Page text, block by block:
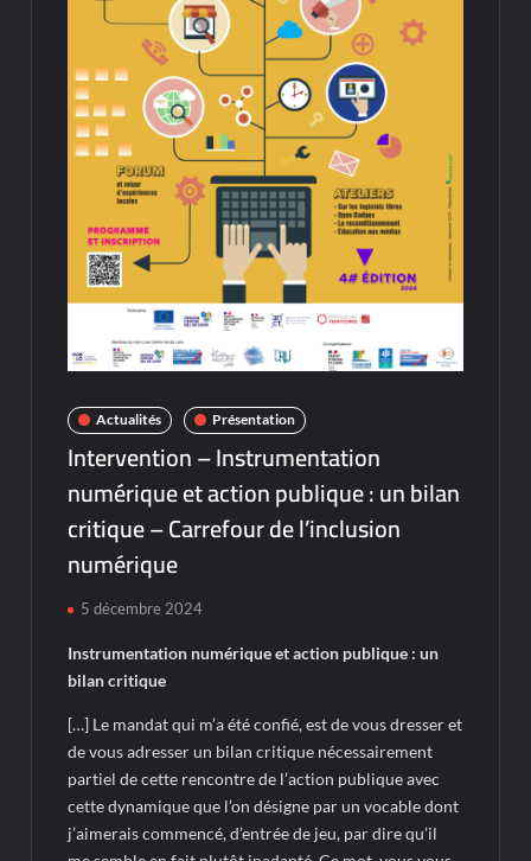
Actualités Présentation
Intervention – Instrumentation
numérique et action publique : un bilan
critique – Carrefour de l’inclusion
numérique
5 décembre 2024
Instrumentation numérique et action publique : un
bilan critique
[…] Le mandat qui m’a été confié, est de vous dresser et
de vous adresser un bilan critique nécessairement
partiel de cette rencontre de l’action publique avec
cette dynamique que l’on désigne par un vocable dont
j’aimerais commencé, d’entrée de jeu, par dire qu’il